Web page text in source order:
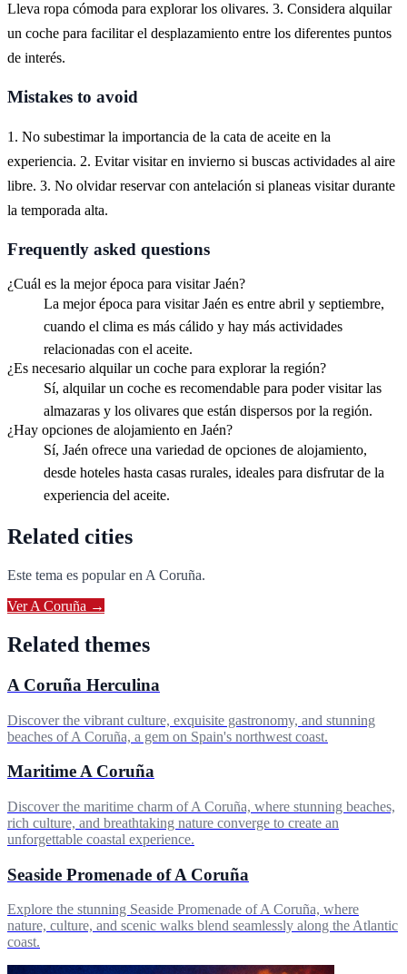
Lleva ropa cómoda para explorar los olivares. 3. Considera alquilar
un coche para facilitar el desplazamiento entre los diferentes puntos
de interés.
Mistakes to avoid
1. No subestimar la importancia de la cata de aceite en la
experiencia. 2. Evitar visitar en invierno si buscas actividades al aire
libre. 3. No olvidar reservar con antelación si planeas visitar durante
la temporada alta.
Frequently asked questions
¿Cuál es la mejor época para visitar Jaén?
La mejor época para visitar Jaén es entre abril y septiembre,
cuando el clima es más cálido y hay más actividades
relacionadas con el aceite.
¿Es necesario alquilar un coche para explorar la región?
Sí, alquilar un coche es recomendable para poder visitar las
almazaras y los olivares que están dispersos por la región.
¿Hay opciones de alojamiento en Jaén?
Sí, Jaén ofrece una variedad de opciones de alojamiento,
desde hoteles hasta casas rurales, ideales para disfrutar de la
experiencia del aceite.
Related cities
Este tema es popular en A Coruña.
VerA Coruña →
Related themes
A Coruña Herculina
Discover the vibrant culture, exquisite gastronomy, and stunning
beaches of A Coruña, a gem on Spain's northwest coast.
Maritime A Coruña
Discover the maritime charm of A Coruña, where stunning beaches,
rich culture, and breathtaking nature converge to create an
unforgettable coastal experience.
Seaside Promenade of A Coruña
Explore the stunning Seaside Promenade of A Coruña, where
nature, culture, and scenic walks blend seamlessly along the Atlantic
coast.